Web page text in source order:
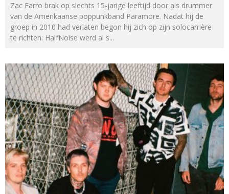
Zac Farro brak op slechts 15-jarige leeftijd door als drummer
van de Amerikaanse poppunkband Paramore. Nadat hij de
groep in 2010 had verlaten begon hij zich op zijn solocarrière
te richten: HalfNoise werd al s...